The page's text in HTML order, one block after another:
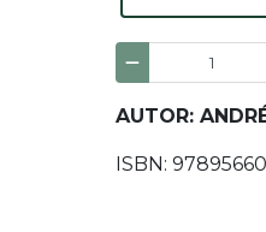
AUTOR:
ISBN: